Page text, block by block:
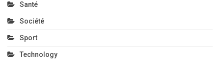
Santé
Société
Sport
Technology